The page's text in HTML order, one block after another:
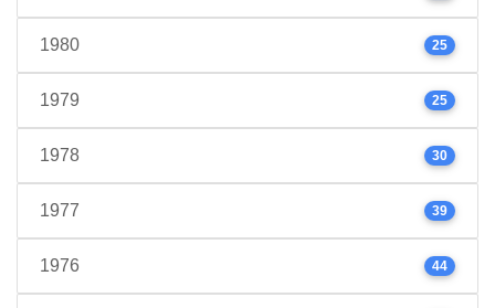
1980 25
1979 25
1978 30
1977 39
1976 44